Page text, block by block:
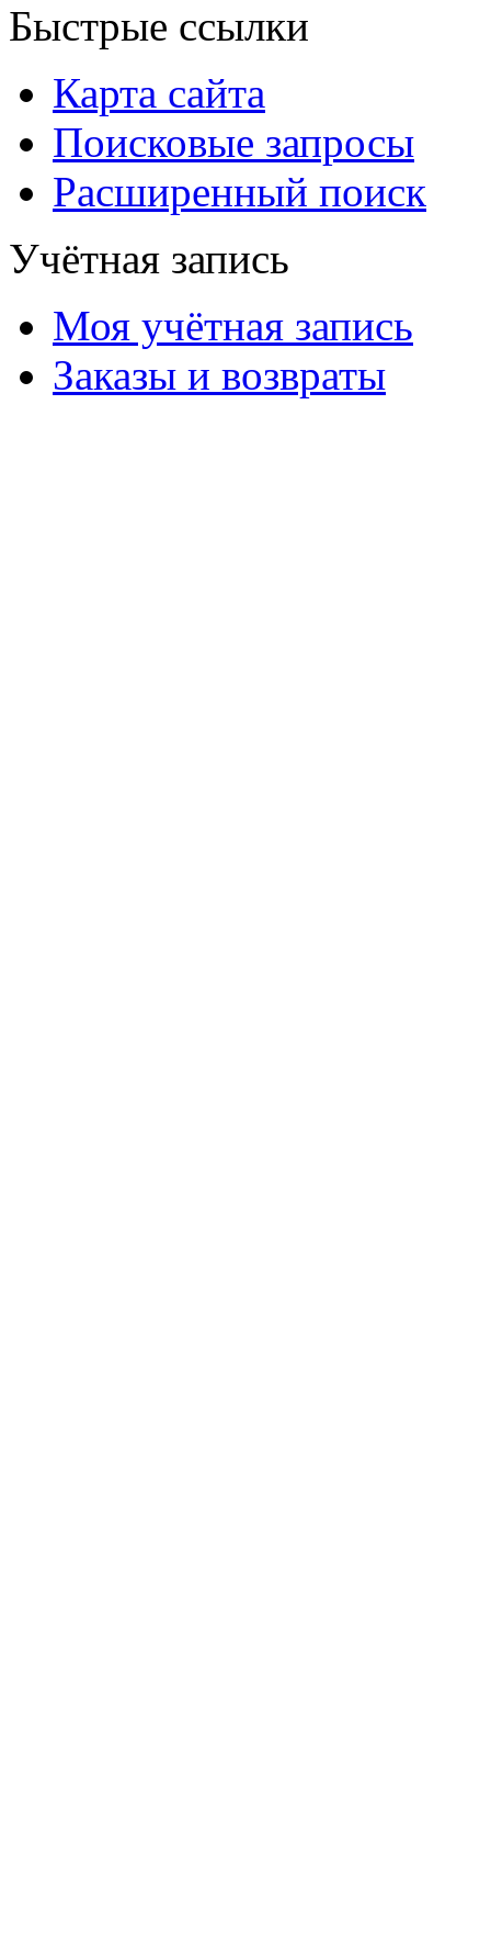
Быстрые ссылки
Карта сайта
Поисковые запросы
Расширенный поиск
Учётная запись
Моя учётная запись
Заказы и возвраты